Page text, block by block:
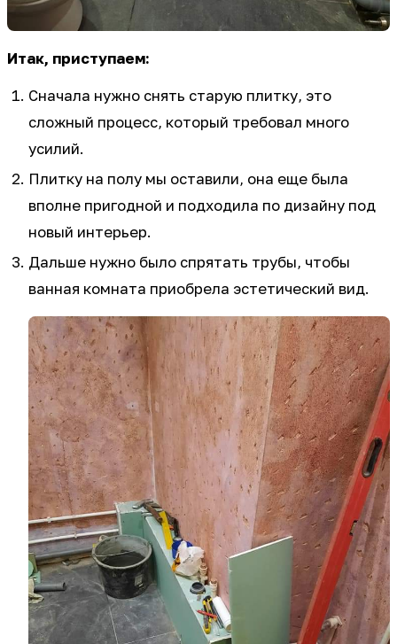
Итак, приступаем:
Сначала нужно снять старую плитку, это
сложный процесс, который требовал много
усилий.
Плитку на полу мы оставили, она еще была
вполне пригодной и подходила по дизайну под
новый интерьер.
Дальше нужно было спрятать трубы, чтобы
ванная комната приобрела эстетический вид.